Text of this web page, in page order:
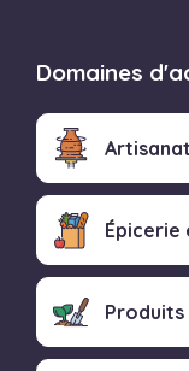
Domaines
Artisanat
Produits